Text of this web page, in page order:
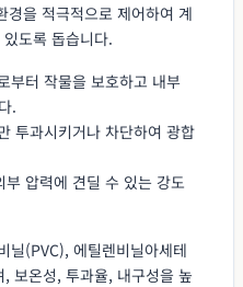
을 적극적으로 제어하여 계
도록 돕습니다.
부터 작물을 보호하고 내부
.
투과시키거나 차단하여 광합
부 압력에 견딜 수 있는 강도
닐(PVC), 에틸렌비닐아세테
보온성, 투과율, 내구성을 높